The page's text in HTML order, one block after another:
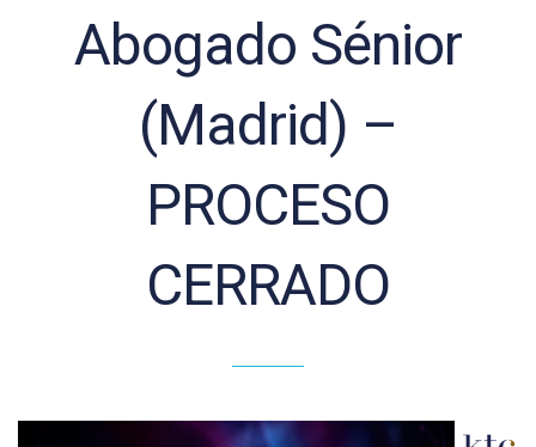
Abogado Sénior
(Madrid) –
PROCESO
CERRADO